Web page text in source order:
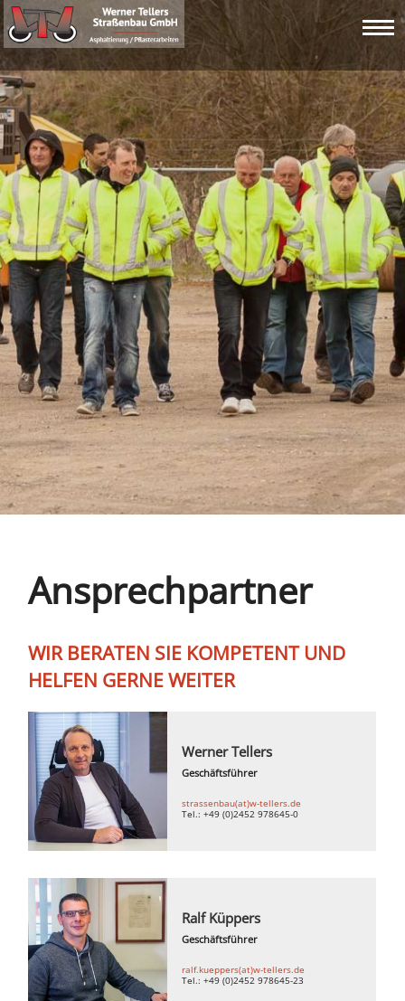
Ansprechpartner
WIR BERATEN SIE KOMPETENT UND
HELFEN GERNE WEITER
Werner Tellers
Geschäftsführer
strassenbau(at)w-tellers.de
Tel.: +49 (0)2452 978645-0
Ralf Küppers
Geschäftsführer
ralf.kueppers(at)w-tellers.de
Tel.: +49 (0)2452 978645-23